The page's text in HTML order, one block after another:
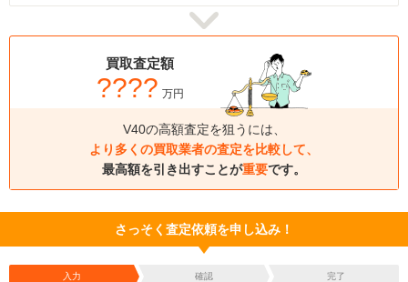
買取査定額
???? 万円
V40の高額査定を狙うには、
より多くの買取業者の査定を比較して、
最高額を引き出すことが重要です。
さっそく査定依頼を申し込み！
入力 確認 完了